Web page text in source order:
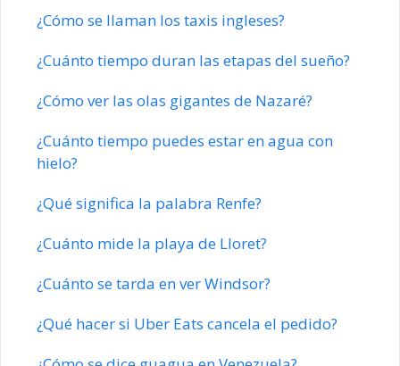
¿Cómo se llaman los taxis ingleses?
¿Cuánto tiempo duran las etapas del sueño?
¿Cómo ver las olas gigantes de Nazaré?
¿Cuánto tiempo puedes estar en agua con
hielo?
¿Qué significa la palabra Renfe?
¿Cuánto mide la playa de Lloret?
¿Cuánto se tarda en ver Windsor?
¿Qué hacer si Uber Eats cancela el pedido?